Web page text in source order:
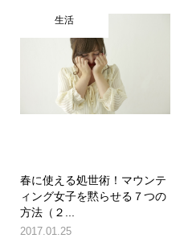
生活
春に使える処世術！マウンテ
ィング女子を黙らせる７つの
方法（２...
2017.01.25